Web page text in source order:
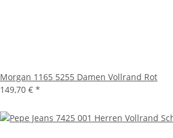
Morgan 1165 5255 Damen Vollrand Rot
149,70 € *